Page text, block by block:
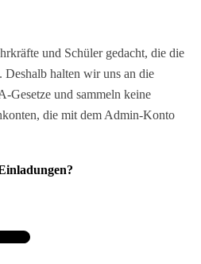
und Schüler gedacht, die die
halten wir uns an die
Gesetze und sammeln keine
die mit dem Admin-Konto